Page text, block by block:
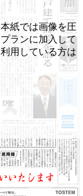
紙では画像を圧
ランに加入して
用している方は